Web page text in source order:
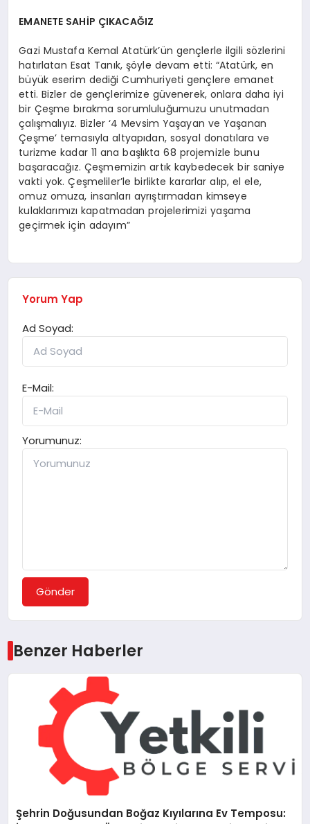
EMANETE SAHİP ÇIKACAĞIZ
Gazi Mustafa Kemal Atatürk’ün gençlerle ilgili sözlerini
hatırlatan Esat Tanık, şöyle devam etti: “Atatürk, en
büyük eserim dediği Cumhuriyeti gençlere emanet
etti. Bizler de gençlerimize güvenerek, onlara daha iyi
bir Çeşme bırakma sorumluluğumuzu unutmadan
çalışmalıyız. Bizler ‘4 Mevsim Yaşayan ve Yaşanan
Çeşme’ temasıyla altyapıdan, sosyal donatılara ve
turizme kadar 11 ana başlıkta 68 projemizle bunu
başaracağız. Çeşmemizin artık kaybedecek bir saniye
vakti yok. Çeşmeliler’le birlikte kararlar alıp, el ele,
omuz omuza, insanları ayrıştırmadan kimseye
kulaklarımızı kapatmadan projelerimizi yaşama
geçirmek için adayım”
Yorum Yap
Ad Soyad:
E-Mail:
Yorumunuz:
Gönder
Benzer Haberler
Şehrin Doğusundan Boğaz Kıyılarına Ev Temposu: